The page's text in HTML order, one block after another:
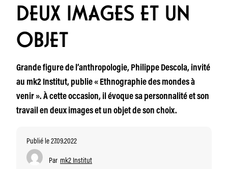
DEUX IMAGES ET UN
OBJET
Grande figure de l’anthropologie, Philippe Descola, invité
au mk2 Institut, publie « Ethnographie des mondes à
venir ». À cette occasion, il évoque sa personnalité et son
travail en deux images et un objet de son choix.
Publié le 27.09.2022
Par mk2 Institut